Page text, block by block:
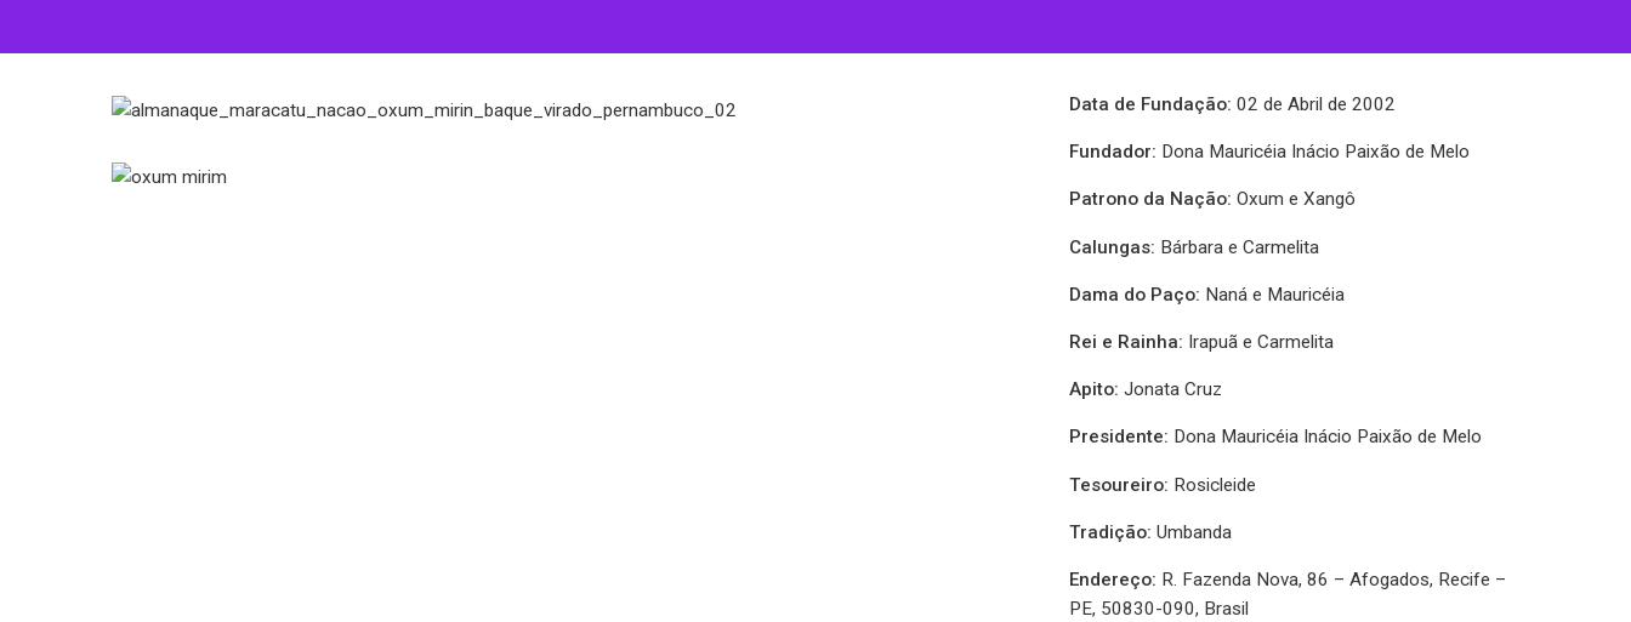
Data de Fundação: 02 de Abril de 2002
Fundador: Dona Mauricéia Inácio Paixão de Melo
Patrono da Nação: Oxum e Xangô
Calungas: Bárbara e Carmelita
Dama do Paço: Naná e Mauricéia
Rei e Rainha: Irapuã e Carmelita
Apito: Jonata Cruz
Presidente: Dona Mauricéia Inácio Paixão de Melo
Tesoureiro: Rosicleide
Tradição: Umbanda
Endereço: R. Fazenda Nova, 86 – Afogados, Recife –
PE, 50830-090, Brasil